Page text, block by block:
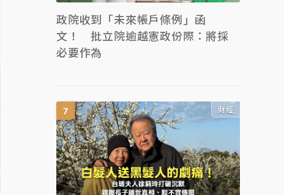
政院收到「未來帳戶條例」函
文！ 批立院逾越憲政份際：將採
必要作為
財經